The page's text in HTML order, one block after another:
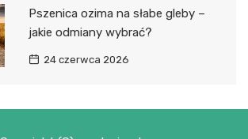
Pszenica ozima na słabe gleby –
jakie odmiany wybrać?
24 czerwca 2026